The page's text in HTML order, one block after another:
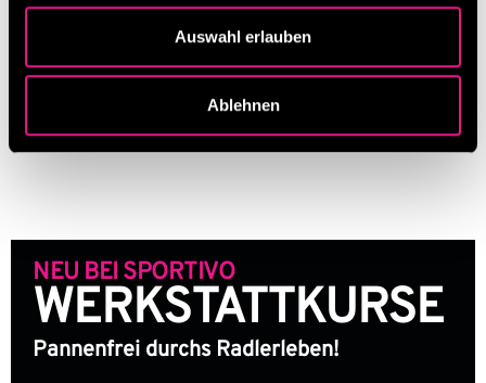
Auswahl erlauben
Ablehnen
NEU BEI SPORTIVO
WERKSTATT­KURSE
Pannenfrei durchs Radlerleben!